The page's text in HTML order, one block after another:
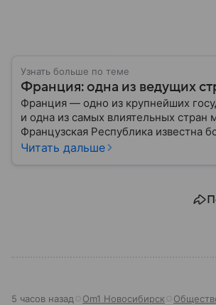
Узнать больше по теме
Франция: одна из ведущих
Франция — одно из крупнейших
и одна из самых влиятельных стран
Французская Республика известна
культурным наследием, развитой
Читать дальше
5 часов назад Om1 Новосибирск